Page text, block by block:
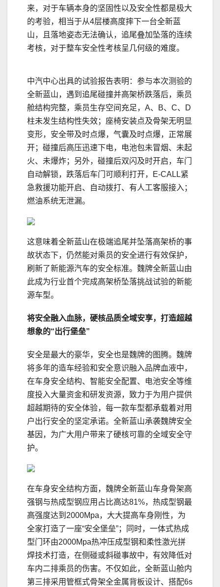
来，对于车辆本身的坚固性以及安全性都是极大
的考验，相当于从4层楼高度摔下一台全新蓝
山，且落地姿态无法确认，追尾叠加坠落的连续
考核，对于整车安全性考核呈几何级的难度。
中汽中心出具的试验报告表明：参与本次测验的
全新蓝山，遇到追尾碰撞并高架桥跌落后，乘员
舱结构完整，乘员生存空间充足，A、B、C、D
柱未发生结构性失效；座椅安装点及骨架无明显
变形，安全带及时点爆，气囊及时点爆，正常展
开；碰撞后高压迅速下电，电池包未冒烟、未起
火、未爆炸；另外，碰撞后双闪及时开启，车门
自动解锁，跌落后车门可顺利打开，E-CALL紧
急救援功能开启、自动拨打、有人工客服接入；
燃油系统无泄漏。
这意味着全新蓝山在极端追尾并坠落高架桥的事
故状态下，仍然能对乘员的安全进行有效保护，
刷新了新能源汽车的安全标准。魏牌全新蓝山由
此成为行业首个完成高架桥坠落挑战试验的新能
源车型。
将安全融入血脉， 硬核品质全域安享，打造超越
想象的“出行堡垒”
安全是最大的豪华，安全也是魏牌的图腾。魏牌
将多年的造车经验和安全意识融入品牌血液中，
在车身安全结构、智能安全配置、电池安全等维
度投入大量资金和研发资源，致力于为用户提供
超越期待的安全体验，每一款车型都承载着对用
户出行安全的坚定承诺。全新蓝山承袭魏牌安全
基因，为广大用户带来了硬核可靠的全域安全守
护。
在车身安全结构方面，魏牌全新蓝山车身骨架高
强钢与热成型钢应用占比高达81%，热成型钢最
高强度达到2000Mpa，大大提高车身刚性，为
全家打造了一座“安全堡垒”；同时，一体式热成
型门环由2000Mpa热冲压成型钢和柔性激光拼
焊技术打造，在侧碰或斜碰事故中，有效降低对
车内二排乘员的伤害。不仅如此，全新蓝山舱内
第三排采用管框式骨架全金属背板设计、搭配6s